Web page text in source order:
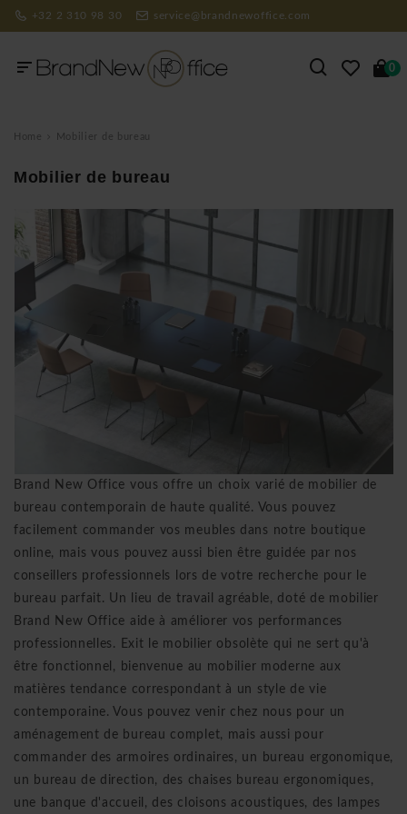
+32 2 310 98 30 service@brandnewoffice.com
0
Home Mobilier de bureau
Mobilier de bureau
Brand New Office vous offre un choix varié de mobilier de
bureau contemporain de haute qualité. Vous pouvez
facilement commander vos meubles dans notre boutique
online, mais vous pouvez aussi bien être guidée par nos
conseillers professionnels lors de votre recherche pour le
bureau parfait. Un lieu de travail agréable, doté de mobilier
Brand New Office aide à améliorer vos performances
professionnelles. Exit le mobilier obsolète qui ne sert qu'à
être fonctionnel, bienvenue au mobilier moderne aux
matières tendance correspondant à un style de vie
contemporaine. Vous pouvez venir chez nous pour un
aménagement de bureau complet, mais aussi pour
commander des armoires ordinaires, un bureau ergonomique,
un bureau de direction, des chaises bureau ergonomiques,
une banque d'accueil, des cloisons acoustiques, des lampes